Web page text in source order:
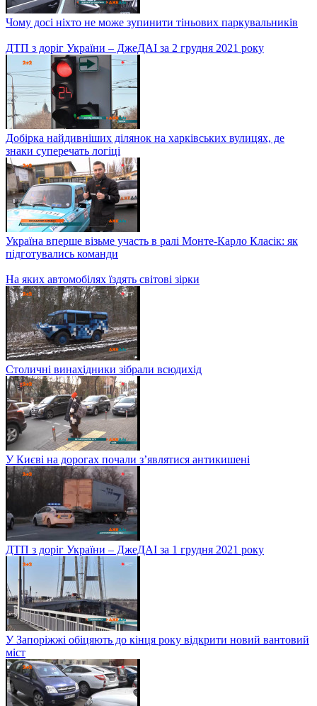
Чому досі ніхто не може зупинити тіньових паркувальників
ДТП з доріг України – ДжеДАІ за 2 грудня 2021 року
Добірка найдивніших ділянок на харківських вулицях, де
знаки суперечать логіці
Україна вперше візьме участь в ралі Монте-Карло Класік: як
підготувались команди
На яких автомобілях їздять світові зірки
Столичні винахідники зібрали всюдихід
У Києві на дорогах почали з’являтися антикишені
ДТП з доріг України – ДжеДАІ за 1 грудня 2021 року